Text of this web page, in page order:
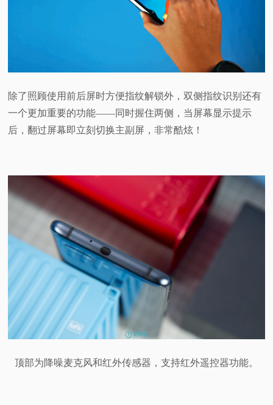
除了照顾使用前后屏时方便指纹解锁外，双侧指纹识别还有
一个更加重要的功能——同时握住两侧，当屏幕显示提示
后，翻过屏幕即立刻切换主副屏，非常酷炫！
顶部为降噪麦克风和红外传感器，支持红外遥控器功能。